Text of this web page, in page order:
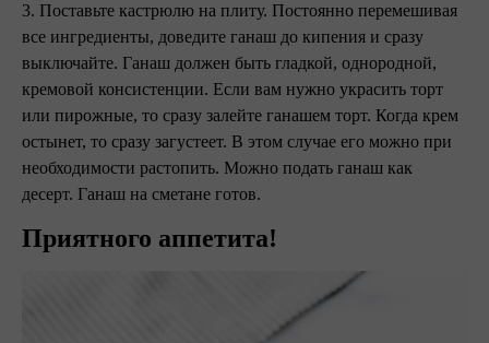
3. Поставьте кастрюлю на плиту. Постоянно перемешивая
все ингредиенты, доведите ганаш до кипения и сразу
выключайте. Ганаш должен быть гладкой, однородной,
кремовой консистенции. Если вам нужно украсить торт
или пирожные, то сразу залейте ганашем торт. Когда крем
остынет, то сразу загустеет. В этом случае его можно при
необходимости растопить. Можно подать ганаш как
десерт. Ганаш на сметане готов.
Приятного аппетита!